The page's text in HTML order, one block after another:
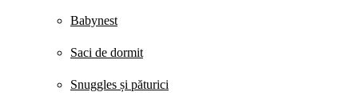
Babynest
Saci de dormit
Snuggles și păturici